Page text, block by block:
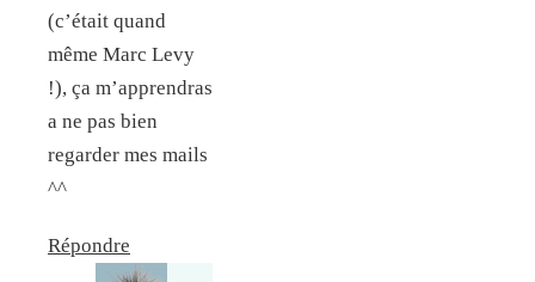
(c’était quand
même Marc Levy
!), ça m’apprendras
a ne pas bien
regarder mes mails
^^
Répondre